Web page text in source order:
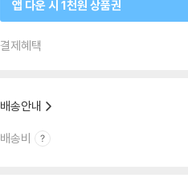
앱 다운 시 1천원 상품권
결제혜택
배송안내
배송비